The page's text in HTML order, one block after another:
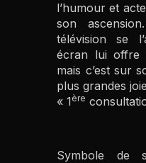
l’humour et
son
télévision se
écran lui offre
mais c’est sur
plus grandes
« 1ère
Symbole de